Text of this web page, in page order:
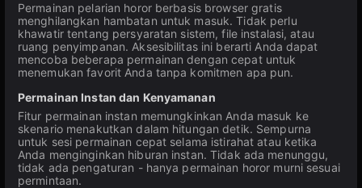
Permainan pelarian horor berbasis browser gratis
menghilangkan hambatan untuk masuk. Tidak perlu
khawatir tentang persyaratan sistem, file instalasi, atau
ruang penyimpanan. Aksesibilitas ini berarti Anda dapat
mencoba beberapa permainan dengan cepat untuk
menemukan favorit Anda tanpa komitmen apa pun.
Permainan Instan dan Kenyamanan
Fitur permainan instan memungkinkan Anda masuk ke
skenario menakutkan dalam hitungan detik. Sempurna
untuk sesi permainan cepat selama istirahat atau ketika
Anda menginginkan hiburan instan. Tidak ada menunggu,
tidak ada pengaturan - hanya permainan horor murni sesuai
permintaan.